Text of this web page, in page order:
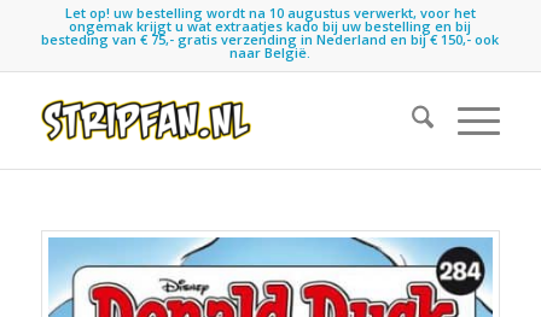
Let op! uw bestelling wordt na 10 augustus verwerkt, voor het
ongemak krijgt u wat extraatjes kado bij uw bestelling en bij
besteding van € 75,- gratis verzending in Nederland en bij € 150,- ook
naar België.